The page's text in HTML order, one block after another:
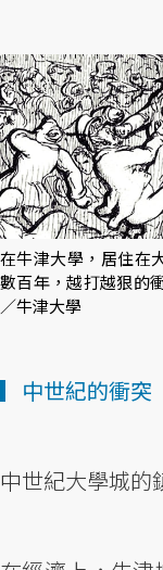
在牛津大學，居住在
數百年，越打越狠的
／牛津大學
▎中世紀的衝突
中世紀大學城的